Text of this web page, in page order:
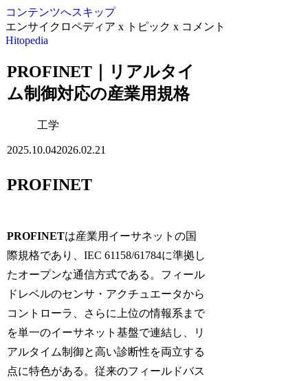
コンテンツへスキップ
エンサイクロペディア x トピック x コメント
Hitopedia
PROFINET｜リアルタイ
ム制御対応の産業用規格
工学
2025.10.042026.02.21
PROFINET
PROFINETは産業用イーサネットの国
際規格であり、IEC 61158/61784に準拠し
たオープンな通信方式である。フィール
ドレベルのセンサ・アクチュエータから
コントローラ、さらに上位の情報系まで
を単一のイーサネット基盤で連結し、リ
アルタイム制御と高い診断性を両立する
点に特色がある。従来のフィールドバス